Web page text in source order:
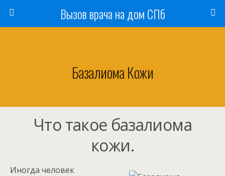
Вызов врача на дом СПб
Базалиома Кожи
Что такое базалиома
кожи.
Иногда человек